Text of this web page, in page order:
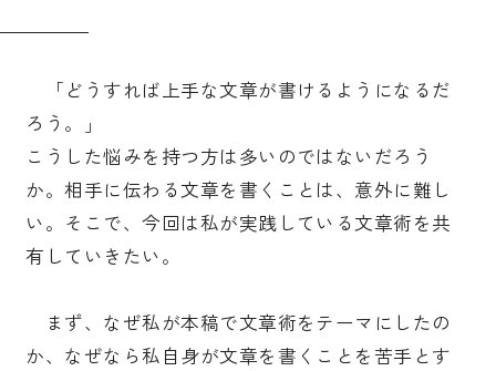
「どうすれば上手な文章が書けるようになるだ
ろう。」
こうした悩みを持つ方は多いのではないだろう
か。相手に伝わる文章を書くことは、意外に難し
い。そこで、今回は私が実践している文章術を共
有していきたい。
まず、なぜ私が本稿で文章術をテーマにしたの
か、なぜなら私自身が文章を書くことを苦手とす